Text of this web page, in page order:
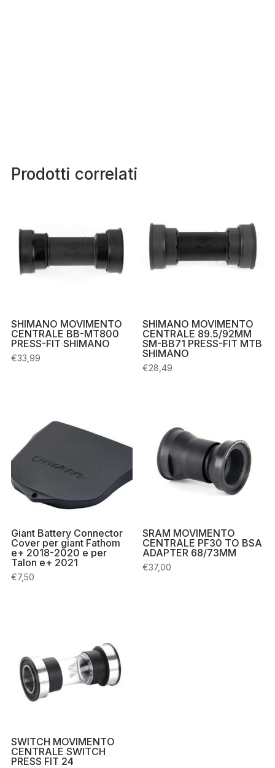
Prodotti correlati
SHIMANO MOVIMENTO
CENTRALE BB-MT800
PRESS-FIT SHIMANO
€33,99
SHIMANO MOVIMENTO
CENTRALE 89.5/92MM
SM-BB71 PRESS-FIT MTB
SHIMANO
€28,49
Giant Battery Connector
Cover per giant Fathom
e+ 2018-2020 e per
Talon e+ 2021
€7,50
SRAM MOVIMENTO
CENTRALE PF30 TO BSA
ADAPTER 68/73MM
€37,00
SWITCH MOVIMENTO
CENTRALE SWITCH
PRESS FIT 24